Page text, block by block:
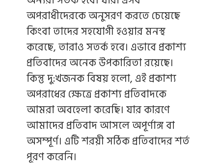
অপরাধীদেরকে অনুসরণ করতে চেয়েছে
কিংবা তাদের সহযোগী হওয়ার মনস্থ
করেছে, তারাও সতর্ক হবে। এভাবে প্রকাশ্য
প্রতিবাদের অনেক উপকারিতা রয়েছে।
কিন্তু দু:খজনক বিষয় হলো, এই প্রকাশ্য
অপরাধের ক্ষেত্রে প্রকাশ্য প্রতিবাদকে
আমরা অবহেলা করেছি। যার কারণে
আমাদের প্রতিবাদ আসলে অপূর্ণাঙ্গ বা
অসম্পূর্ণ। এটি শরয়ী সঠিক প্রতিবাদের শর্ত
পূরণ করেনি।